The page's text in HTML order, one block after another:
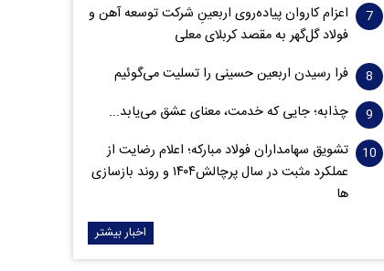
اعزام کاروان پیاده‌روی اربعینِ شرکت توسعه آهن و
فولاد گل‌گهر به مقصد کربلای معلی
فرا رسیدن اربعین حسینی را تسلیت می‌گوئیم
چذابه؛ جایی که خدمت، معنای عشق می‌یابد...
تشویق سهامداران فولاد مبارکه؛ اعلام رضایت از
عملکرد مثبت در سال پرچالش۱۴۰۴ و روند بازسازی
ها
اخبار بیشتر